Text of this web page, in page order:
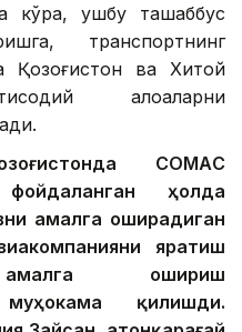
кўра, ушбу ташаббус
транспортнинг
Қозоғистон ва Хитой
алоқаларни
CОМАC
ҳолда
амалга оширадиган
яратиш
ошириш
муҳокама қилишди.